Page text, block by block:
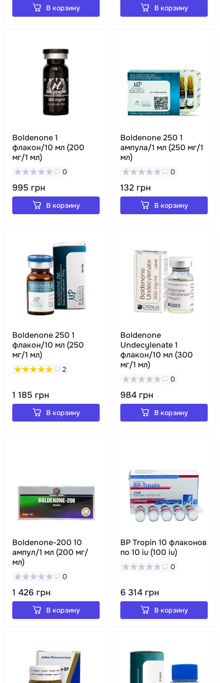
В корзину В корзину
Boldenone 1
флакон/10 мл (200
мг/1 мл)
0
995 грн
В корзину
Boldenone 250 1
ампула/1 мл (250 мг/1
мл)
0
132 грн
В корзину
Boldenone 250 1
флакон/10 мл (250
мг/1 мл)
2
1 185 грн
В корзину
Boldenone
Undecylenate 1
флакон/10 мл (300
мг/1 мл)
0
984 грн
В корзину
Boldenone-200 10
ампул/1 мл (200 мг/
мл)
0
1 426 грн
В корзину
BP Tropin 10 флаконов
по 10 iu (100 iu)
0
6 314 грн
В корзину